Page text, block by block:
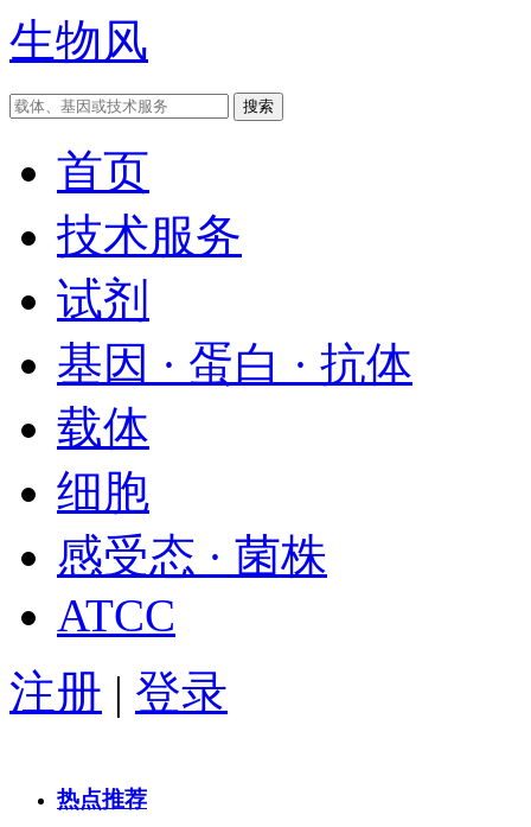
生物风
首页
技术服务
试剂
基因 · 蛋白 · 抗体
载体
细胞
感受态 · 菌株
ATCC
注册 | 登录
热点推荐